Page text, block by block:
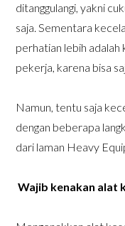
ditanggulangi, yakni
saja. Sementara
perhatian lebih adalah
pekerja, karena bisa
Namun, tentu saja
dengan beberapa
dari laman Heavy
Wajib kenakan alat